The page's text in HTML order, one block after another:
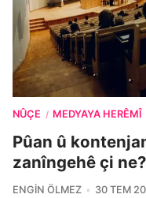
NÛÇE / MEDYAYA HERÊMÎ
Pûan û
zanîngehê çi ne?
ENGIN ÖLMEZ 30 TEM